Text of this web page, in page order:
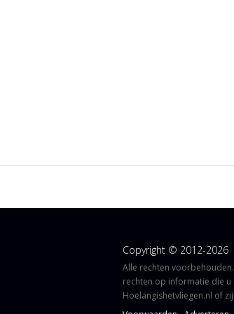
Copyright © 2012-2026
Alle rechten
rechten op informatie die
Hoelangishetvliegen.nl of